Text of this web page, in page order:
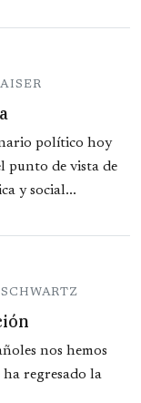
político hoy
punto de vista de
y social...
nos hemos
ha regresado la